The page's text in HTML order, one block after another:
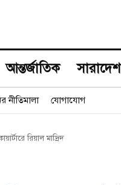
আন্তর্জাতিক সারাদেশ
নীতিমালা যোগাযোগ
রিয়াল মাদ্রিদ